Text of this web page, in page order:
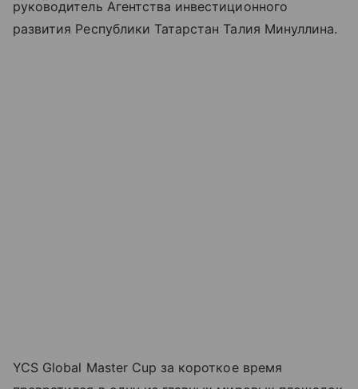
руководитель Агентства инвестиционного
развития Республики Татарстан Талия Минуллина.
YCS Global Master Cup за короткое время